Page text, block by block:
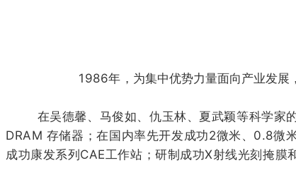
1986年， 为集中优势力量面向产业发展
在吴德馨、马俊如、仇玉林、夏武颖等科学家的
DRAM 存储器；在国内率先开发成功2微米、0.8微
成功康发系列CAE工作站；研制成功X射线光刻掩膜